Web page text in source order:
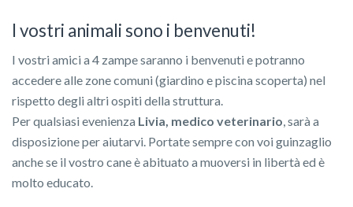
I vostri animali sono i benvenuti!
I vostri amici a 4 zampe saranno i benvenuti e potranno
accedere alle zone comuni (giardino e piscina scoperta) nel
rispetto degli altri ospiti della struttura.
Per qualsiasi evenienza Livia, medico veterinario , sarà a
disposizione per aiutarvi. Portate sempre con voi guinzaglio
anche se il vostro cane è abituato a muoversi in libertà ed è
molto educato.